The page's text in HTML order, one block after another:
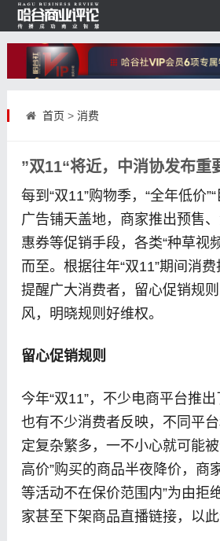
首页 > 消费
”双11“将近，中消协发布重
每到“双11”购物季，“全年低价
广告铺天盖地，商家推出预售
惠券等促销手段，各类“种草视
而至。根据往年“双11”期间消
提醒广大消费者，留心促销规
风，明晓规则好维权。
留心促销规则
今年“双11”，不少电商平台推出
也有不少消费者反映，不同平
定复杂繁多，一不小心就可能
高价”购买的商品半夜降价，商
等活动不在保价范围内”为由拒
家甚至下架商品直播链接，以此